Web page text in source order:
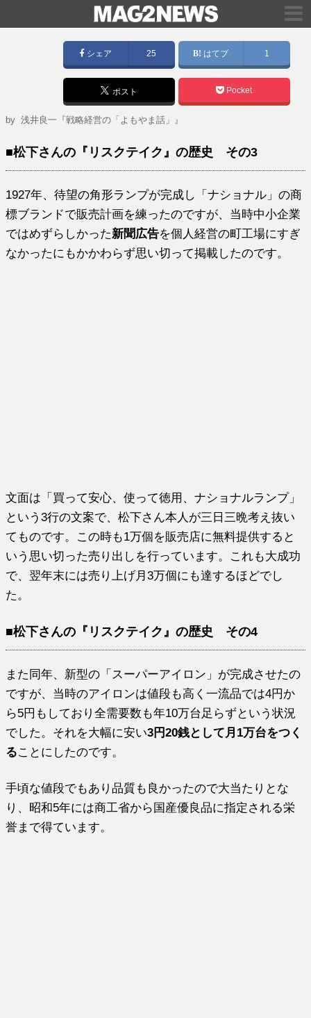
シェア 25 はてブ 1
ポスト Pocket
by浅井良一『戦略経営の「よもやま話」』
■松下さんの『リスクテイク』の歴史 その3
1927年、待望の角形ランプが完成し「ナショナル」の商
標ブランドで販売計画を練ったのですが、当時中小企業
ではめずらしかった新聞広告を個人経営の町工場にすぎ
なかったにもかかわらず思い切って掲載したのです。
文面は「買って安心、使って徳用、ナショナルランプ」
という3行の文案で、松下さん本人が三日三晩考え抜い
てものです。この時も1万個を販売店に無料提供すると
いう思い切った売り出しを行っています。これも大成功
で、翌年末には売り上げ月3万個にも達するほどでし
た。
■松下さんの『リスクテイク』の歴史 その4
また同年、新型の「スーパーアイロン」が完成させたの
ですが、当時のアイロンは値段も高く一流品では4円か
ら5円もしており全需要数も年10万台足らずという状況
でした。それを大幅に安い3円20銭として月1万台をつく
ることにしたのです。
手頃な値段でもあり品質も良かったので大当たりとな
り、昭和5年には商工省から国産優良品に指定される栄
誉まで得ています。